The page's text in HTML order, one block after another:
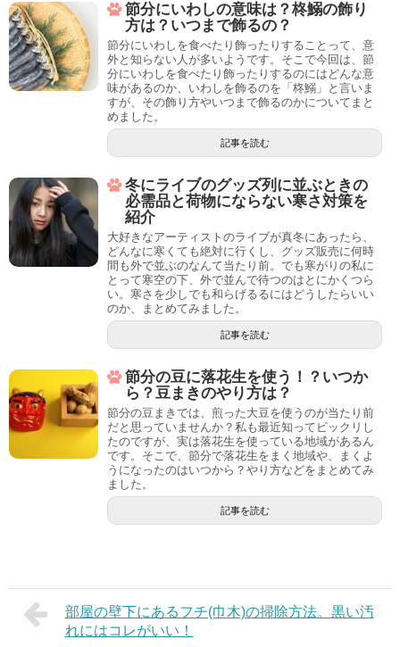
節分にいわしの意味は？柊鰯の飾り
方は？いつまで飾るの？
節分にいわしを食べたり飾ったりすることって、意
外と知らない人が多いようです。そこで今回は、節
分にいわしを食べたり飾ったりするのにはどんな意
味があるのか、いわしを飾るのを「柊鰯」と言いま
すが、その飾り方やいつまで飾るのかについてまと
めました。
記事を読む
冬にライブのグッズ列に並ぶときの
必需品と荷物にならない寒さ対策を
紹介
大好きなアーティストのライブが真冬にあったら、
どんなに寒くても絶対に行くし、グッズ販売に何時
間も外で並ぶのなんて当たり前。でも寒がりの私に
とって寒空の下、外で並んで待つのはとにかくつら
い。寒さを少しでも和らげるるにはどうしたらいい
のか、まとめてみました。
記事を読む
節分の豆に落花生を使う！？いつか
ら？豆まきのやり方は？
節分の豆まきでは、煎った大豆を使うのが当たり前
だと思っていませんか？私も最近知ってビックリし
たのですが、実は落花生を使っている地域があるん
です。そこで、節分で落花生をまく地域や、まくよ
うになったのはいつから？やり方などをまとめてみ
ました。
記事を読む
部屋の壁下にあるフチ(巾木)の掃除方法。黒い汚
れにはコレがいい！